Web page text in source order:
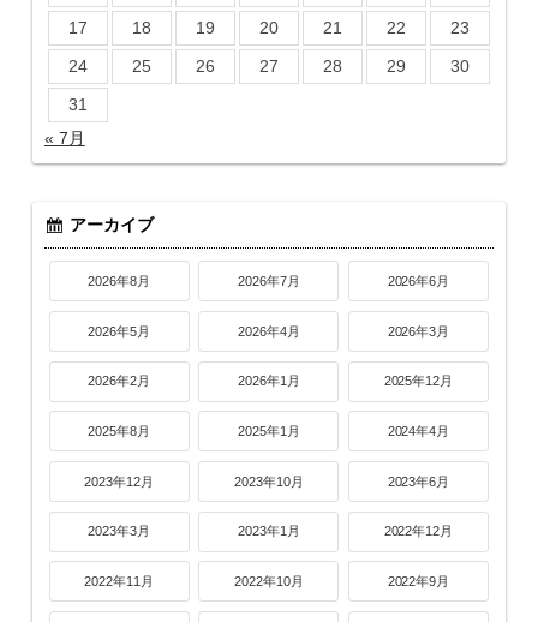
17
18 19 20 21 22
23
24
25 26 27 28 29
30
31
« 7月
アーカイブ
2026年8月 2026年7月 2026年6月
2026年5月 2026年4月 2026年3月
2026年2月 2026年1月 2025年12月
2025年8月 2025年1月 2024年4月
2023年12月 2023年10月 2023年6月
2023年3月 2023年1月 2022年12月
2022年11月 2022年10月 2022年9月